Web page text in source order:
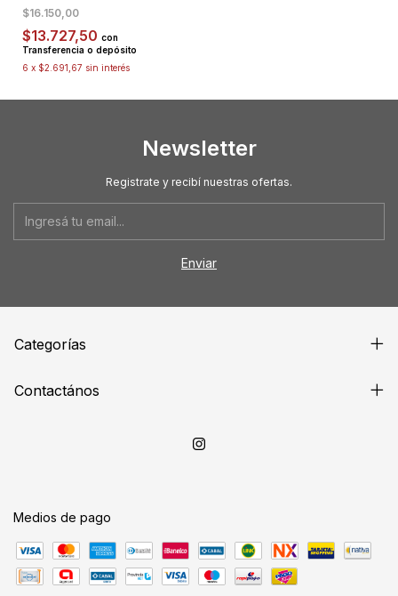
$16.150,00
$13.727,50 con
Transferencia o depósito
6 x $2.691,67 sin interés
Newsletter
Registrate y recibí nuestras ofertas.
Categorías
Contactános
Medios de pago